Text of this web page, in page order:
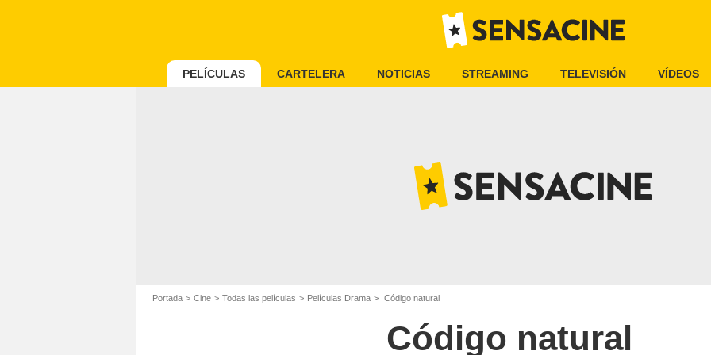
PELÍCULAS CARTELERA NOTICIAS STREAMING TELEVISIÓN VÍDEOS
Portada Cine Todas las películas Películas Drama Código natural
Código natural